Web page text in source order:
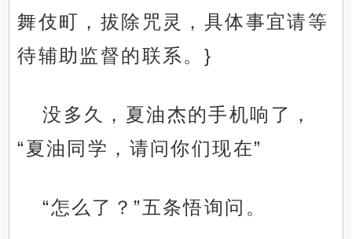
舞伎町，拔除咒灵，具体事宜请等
待辅助监督的联系。}
没多久，夏油杰的手机响了，
“夏油同学，请问你们现在”
“怎么了？”五条悟询问。